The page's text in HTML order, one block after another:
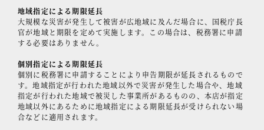
地域指定による期限延長
大規模な災害が発生して被害が広地域に及んだ場合に、国税庁長
官が地域と期限を定めて実施します。この場合は、税務署に申請
する必要はありません。
個別指定による期限延長
個別に税務署に申請することにより申告期限が延長されるもので
す。地域指定が行われた地域以外で災害が発生した場合や、地域
指定が行われた地域で被災した事業所があるものの、本店が指定
地域以外にあるために地域指定による期限延長が受けられない場
合などに適用されます。